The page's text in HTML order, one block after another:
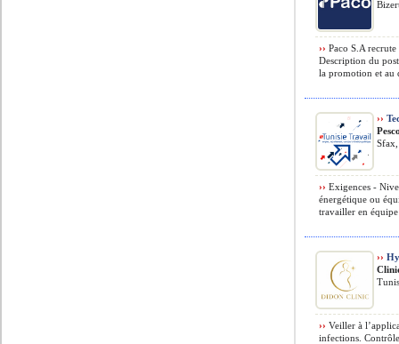
›› Paco S.A
Description du
la promotion et au
››
›› Exigences -
énergétique ou
travailler en
››
›› Veiller à
infections.